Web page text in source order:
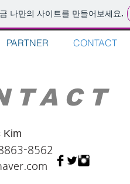
나만의 사이트를 만들어보세요.
PARTNER CONTACT
Kim
8562